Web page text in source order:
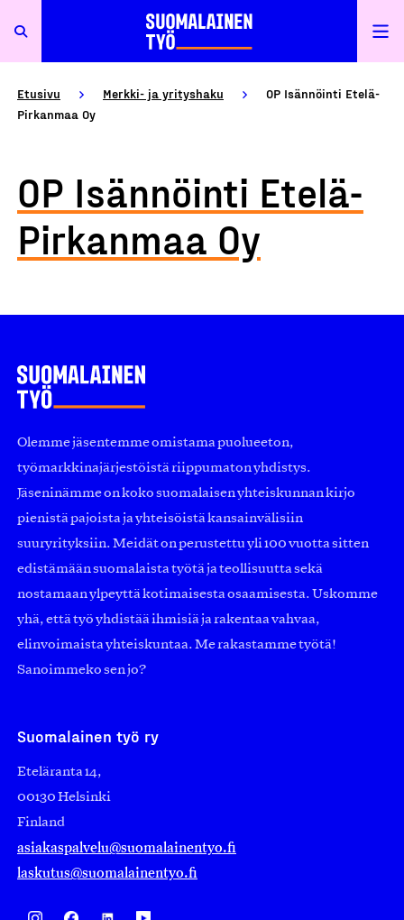
Etusivu Merkki- ja yrityshaku
OP Isännöinti Etelä-
Pirkanmaa Oy
OP Isännöinti Etelä-
Pirkanmaa Oy
Olemme jäsentemme omistama puolueeton,
työmarkkinajärjestöistä riippumaton yhdistys.
Jäseninämme on koko suomalaisen yhteiskunnan kirjo
pienistä pajoista ja yhteisöistä kansainvälisiin
suuryrityksiin. Meidät on perustettu yli 100 vuotta sitten
edistämään suomalaista työtä ja teollisuutta sekä
nostamaan ylpeyttä kotimaisesta osaamisesta. Uskomme
yhä, että työ yhdistää ihmisiä ja rakentaa vahvaa,
elinvoimaista yhteiskuntaa. Me rakastamme työtä!
Sanoimmeko sen jo?
Suomalainen työ ry
Eteläranta 14,
00130 Helsinki
Finland
asiakaspalvelu@suomalainentyo.fi
laskutus@suomalainentyo.fi